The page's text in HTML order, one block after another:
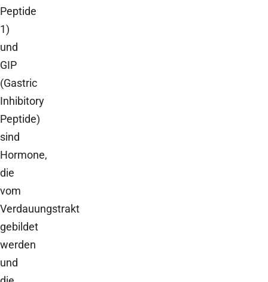
Peptide
1)
und
GIP
(Gastric
Inhibitory
Peptide)
sind
Hormone,
die
vom
Verdauungstrakt
gebildet
werden
und